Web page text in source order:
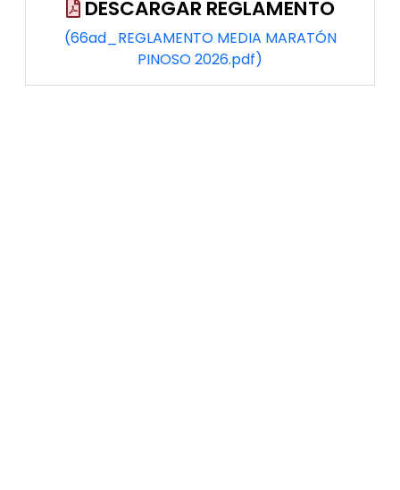
DESCARGAR REGLAMENTO
(66ad_REGLAMENTO MEDIA MARATÓN
PINOSO 2026.pdf)